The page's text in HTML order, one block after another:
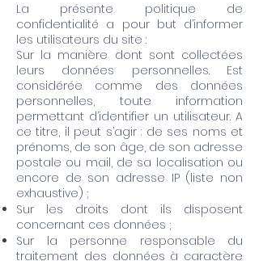
La présente politique de
confidentialité a pour but d’informer
les utilisateurs du site :
Sur la manière dont sont collectées
leurs données personnelles. Est
considérée comme des données
personnelles, toute information
permettant d’identifier un utilisateur. A
ce titre, il peut s’agir : de ses noms et
prénoms, de son âge, de son adresse
postale ou mail, de sa localisation ou
encore de son adresse IP (liste non
exhaustive) ;
Sur les droits dont ils disposent
concernant ces données ;
Sur la personne responsable du
traitement des données à caractère